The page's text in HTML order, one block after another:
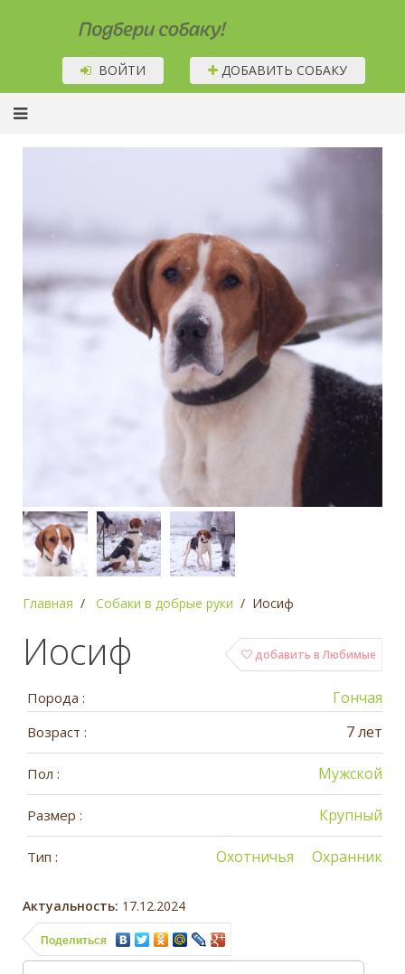
Подбери собаку!
ВОЙТИ ДОБАВИТЬ СОБАКУ
Главная Собаки в добрые руки Иосиф
добавить в Любимые
Иосиф
Порода : Гончая
Возраст : 7 лет
Пол : Мужской
Размер : Крупный
Тип : Охранник
Охотничья
Актуальность: 17.12.2024
Поделиться